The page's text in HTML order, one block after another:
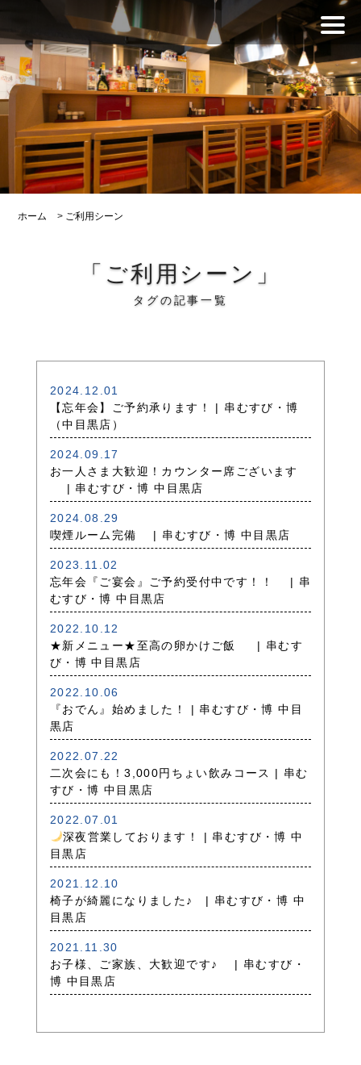
ホーム > ご利用シーン
「ご利用シーン」
タグの記事一覧
2024.12.01
【忘年会】ご予約承ります！ | 串むすび・博
（中目黒店）
2024.09.17
お一人さま大歓迎！カウンター席ございます
| 串むすび・博 中目黒店
2024.08.29
喫煙ルーム完備 | 串むすび・博 中目黒店
2023.11.02
忘年会『ご宴会』ご予約受付中です！！ | 串
むすび・博 中目黒店
2022.10.12
★新メニュー★至高の卵かけご飯 | 串むす
び・博 中目黒店
2022.10.06
『おでん』始めました！ | 串むすび・博 中目
黒店
2022.07.22
二次会にも！3,000円ちょい飲みコース | 串む
すび・博 中目黒店
2022.07.01
深夜営業しております！ | 串むすび・博 中
目黒店
2021.12.10
椅子が綺麗になりました♪ | 串むすび・博 中
目黒店
2021.11.30
お子様、ご家族、大歓迎です♪ | 串むすび・
博 中目黒店